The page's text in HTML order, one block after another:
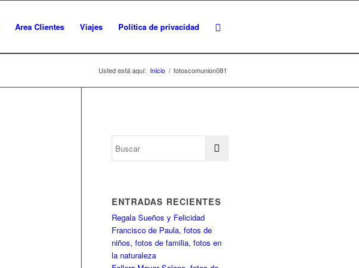
Area Clientes Viajes Política de privacidad
Usted está aquí: Inicio / fotoscomunion081
ENTRADAS RECIENTES
Regala Sueños y Felicidad
Francisco de Paula, fotos de
niños, fotos de familia, fotos en
la naturaleza